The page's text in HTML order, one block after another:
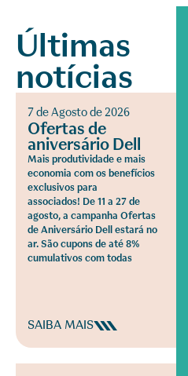
Últimas
notícias
7 de Agosto de 2026
Ofertas de
aniversário Dell
Mais produtividade e mais
economia com os benefícios
exclusivos para
associados! De 11 a 27 de
agosto, a campanha Ofertas
de Aniversário Dell estará no
ar. São cupons de até 8%
cumulativos com todas
SAIBA MAIS